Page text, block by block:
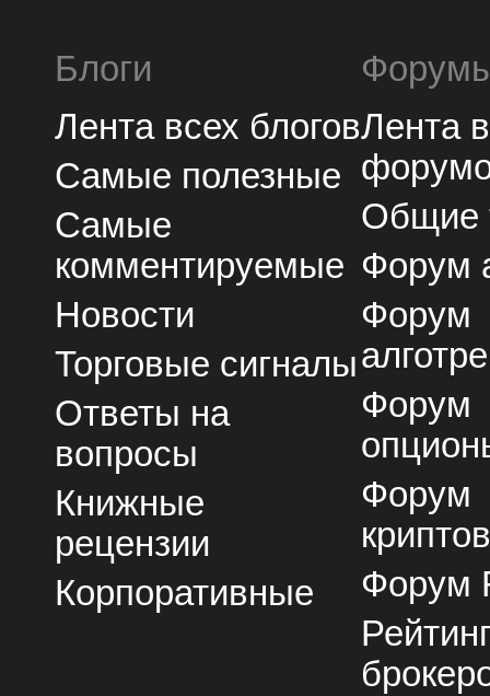
Блоги
Лента всех блогов
Самые полезные
Самые
комментируемые
Новости
Торговые сигналы
Ответы на
вопросы
Книжные
рецензии
Корпоративные
Лента
Общие
Форум
Форум
Форум
Форум
Форум